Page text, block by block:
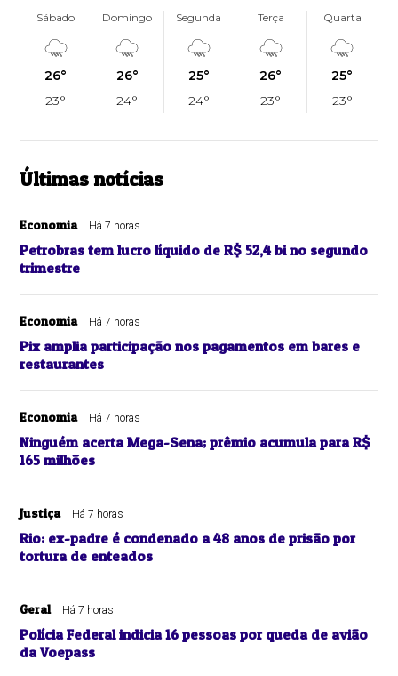
Sábado
26°
23°
Domingo
26°
24°
Segunda
25°
24°
Terça
26°
23°
Quarta
25°
23°
Últimas notícias
Economia Há 7 horas
Petrobras tem lucro líquido de R$ 52,4 bi no segundo
trimestre
Economia Há 7 horas
Pix amplia participação nos pagamentos em bares e
restaurantes
Economia Há 7 horas
Ninguém acerta Mega-Sena; prêmio acumula para R$
165 milhões
Justiça Há 7 horas
Rio: ex-padre é condenado a 48 anos de prisão por
tortura de enteados
Geral Há 7 horas
Polícia Federal indicia 16 pessoas por queda de avião
da Voepass